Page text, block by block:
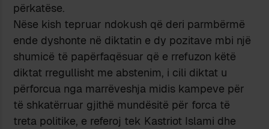
përkatëse.
Nëse kish tepruar ndokush që deri parmbërmë
ende dyshonte në diktatin e dy pozitave mbi një
shumicë të papërfaqësuar që e rrefuzon këtë
diktat rregullisht me abstenim, i cili diktat u
përforcua nga marrëveshja midis kampeve për
të shkatërruar gjithë mundësitë për forca të
treta politike, e referoj tek Kastriot Islami dhe